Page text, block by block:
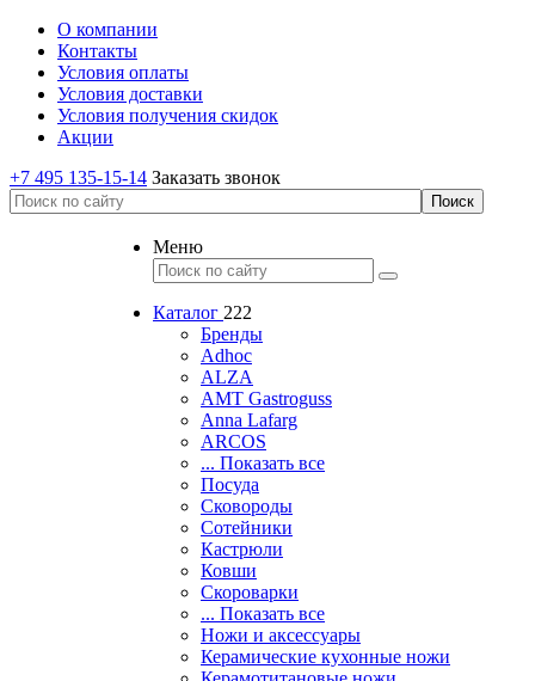
О компании
Контакты
Условия оплаты
Условия доставки
Условия получения скидок
Акции
+7 495 135-15-14 Заказать звонок
Меню
Каталог 222
Бренды
Adhoc
ALZA
AMT Gastroguss
Anna Lafarg
ARCOS
... Показать все
Посуда
Сковороды
Сотейники
Кастрюли
Ковши
Скороварки
... Показать все
Ножи и аксессуары
Керамические кухонные ножи